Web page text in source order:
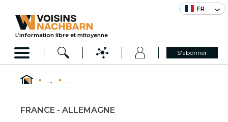
FR
L’information libre et mitoyenne
S'abonner
... ...
FRANCE - ALLEMAGNE